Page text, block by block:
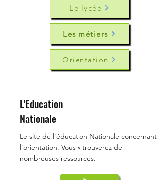
Le lycée
Les métiers
Orientation
L'Education
Nationale
Le site de l'éducation Nationale concernant
l'orientation. Vous y trouverez de
nombreuses ressources.